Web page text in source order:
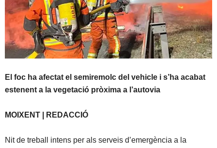
El foc ha afectat el semiremolc del vehicle i s’ha acabat
estenent a la vegetació pròxima a l’autovia
MOIXENT | REDACCIÓ
Nit de treball intens per als serveis d’emergència a la